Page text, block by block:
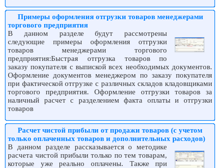
Примеры оформления отгрузки товаров менеджерами
торгового предприятия
В данном разделе будут рассмотрены
следующие примеры оформления отгрузки
товаров менеджерами торгового
предприятия:Быстрая отгрузка товаров по
заказу покупателя с выпиской всех необходимых документов.
Оформление документов менеджером по заказу покупателя
при фактической отгрузке с различных складов кладовщиками
торгового предприятия. Оформление отгрузки товаров за
наличный расчет с разделением факта оплаты и отгрузки
товаров
Расчет чистой прибыли от продажи товаров (с учетом
только оплаченных товаров и дополнительных расходов)
В данном разделе рассказывается о методике
расчета чистой прибыли только по тем товарам,
которые уже реально оплачены. Также при